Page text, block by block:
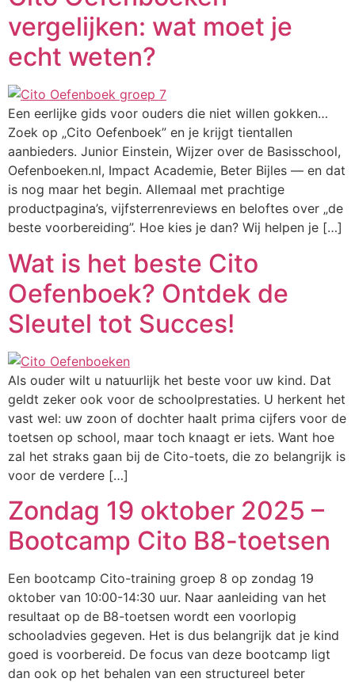
vergelijken: wat moet je
echt weten?
Een eerlijke gids voor ouders die niet willen gokken…
Zoek op „Cito Oefenboek” en je krijgt tientallen
aanbieders. Junior Einstein, Wijzer over de Basisschool,
Oefenboeken.nl, Impact Academie, Beter Bijles — en dat
is nog maar het begin. Allemaal met prachtige
productpagina’s, vijfsterrenreviews en beloftes over „de
beste voorbereiding”. Hoe kies je dan? Wij helpen je […]
Wat is het beste Cito
Oefenboek? Ontdek de
Sleutel tot Succes!
Als ouder wilt u natuurlijk het beste voor uw kind. Dat
geldt zeker ook voor de schoolprestaties. U herkent het
vast wel: uw zoon of dochter haalt prima cijfers voor de
toetsen op school, maar toch knaagt er iets. Want hoe
zal het straks gaan bij de Cito-toets, die zo belangrijk is
voor de verdere […]
Zondag 19 oktober 2025 –
Bootcamp Cito B8-toetsen
Een bootcamp Cito-training groep 8 op zondag 19
oktober van 10:00-14:30 uur. Naar aanleiding van het
resultaat op de B8-toetsen wordt een voorlopig
schooladvies gegeven. Het is dus belangrijk dat je kind
goed is voorbereid. De focus van deze bootcamp ligt
dan ook op het behalen van een structureel beter